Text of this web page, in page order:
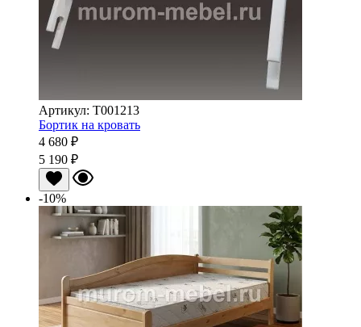
Артикул: Т001213
Бортик на кровать
4 680 ₽
5 190 ₽
-10%